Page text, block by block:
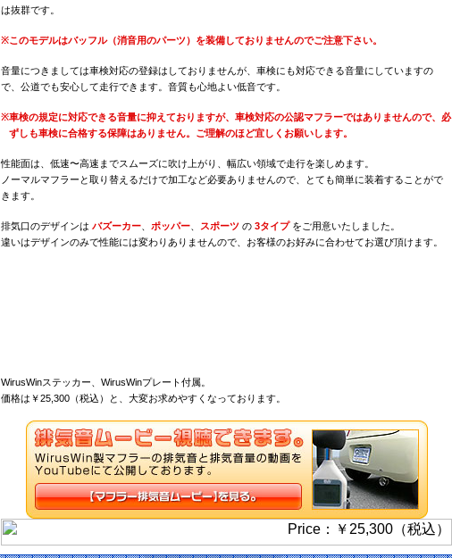
は抜群です。
※このモデルはバッフル（消音用のパーツ）を装備しておりませんのでご注意下さい。
音量につきましては車検対応の登録はしておりませんが、車検にも対応できる音量にしていますの
で、公道でも安心して走行できます。音質も心地よい低音です。
※車検の規定に対応できる音量に抑えておりますが、車検対応の公認マフラーではありませんので、必
ずしも車検に合格する保障はありません。ご理解のほど宜しくお願いします。
性能面は、低速〜高速までスムーズに吹け上がり、幅広い領域で走行を楽しめます。
ノーマルマフラーと取り替えるだけで加工など必要ありませんので、とても簡単に装着することがで
きます。
排気口のデザインは バズーカー ポッパー スポーツ の 3タイプをご用意いたしました。
違いはデザインのみで性能には変わりありませんので、お客様のお好みに合わせてお選び頂けます。
WirusWinステッカー、WirusWinプレート付属。
価格は￥25,300（税込）と、大変お求めやすくなっております。